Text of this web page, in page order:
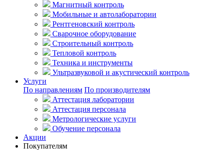
Магнитный контроль
Мобильные и автолаборатории
Рентгеновский контроль
Сварочное оборудование
Строительный контроль
Тепловой контроль
Техника и инструменты
Ультразвуковой и акустический контроль
Услуги
По направлениям По производителям
Аттестация лаборатории
Аттестация персонала
Метрологические услуги
Обучение персонала
Акции
Покупателям